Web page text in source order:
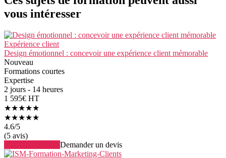
vous intéresser
Expérience client
Design émotionnel : concevoir une expérience client mémorable
Nouveau
Formations courtes
Expertise
2 jours - 14 heures
1 595€ HT
★★★★★
★★★★★
4.6/5
(5 avis)
Demander un devis